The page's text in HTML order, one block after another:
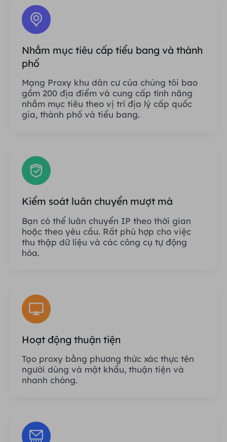
Nhắm mục tiêu cấp tiểu bang và thành
phố
Mạng Proxy khu dân cư của chúng tôi bao
gồm 200 địa điểm và cung cấp tính năng
nhắm mục tiêu theo vị trí địa lý cấp quốc
gia, thành phố và tiểu bang.
Kiểm soát luân chuyển mượt mà
Bạn có thể luân chuyển IP theo thời gian
hoặc theo yêu cầu. Rất phù hợp cho việc
thu thập dữ liệu và các công cụ tự động
hóa.
Hoạt động thuận tiện
Tạo proxy bằng phương thức xác thực tên
người dùng và mật khẩu, thuận tiện và
nhanh chóng.